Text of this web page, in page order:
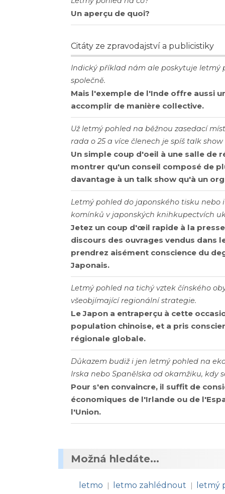
Un aperçu de quoi?
Citáty ze zpravodajství a publicistiky
Indický příklad nám ale poskytuje letmý
společně.
Mais l'exemple de l'Inde offre aussi
accomplir de manière collective.
Už letmý pohled na běžnou zasedací
rada o 25 a více členech je spíš talk
Un simple coup d'oeil à une salle de
montrer qu'un conseil composé de
davantage à un talk show qu'à un
Letmý pohled do japonského tisku
komínků v japonských knihkupectvích
Jetez un coup d'œil rapide à la
discours des ouvrages vendus dans
prendrez aisément conscience du
Japonais.
Letmý pohled na tichý vztek čínského
všeobjímající regionální strategie.
Le Japon a entraperçu à cette
population chinoise, et a pris
régionale globale.
Důkazem budiž i jen letmý pohled na
Irska nebo Spanělska od okamžiku, kdy
Pour s'en convaincre, il suffit de
économiques de l'Irlande ou de
l'Union.
Možná hledáte...
letmo | letmo zahlédnout |
letmý